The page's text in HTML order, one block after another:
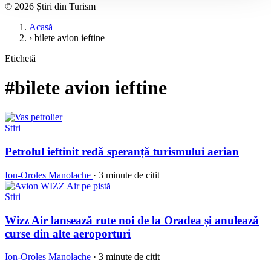
© 2026 Știri din Turism
Acasă
› bilete avion ieftine
Etichetă
#bilete avion ieftine
Stiri
Petrolul ieftinit redă speranță turismului aerian
Ion-Oroles Manolache · 3 minute de citit
Stiri
Wizz Air lansează rute noi de la Oradea și anulează
curse din alte aeroporturi
Ion-Oroles Manolache · 3 minute de citit